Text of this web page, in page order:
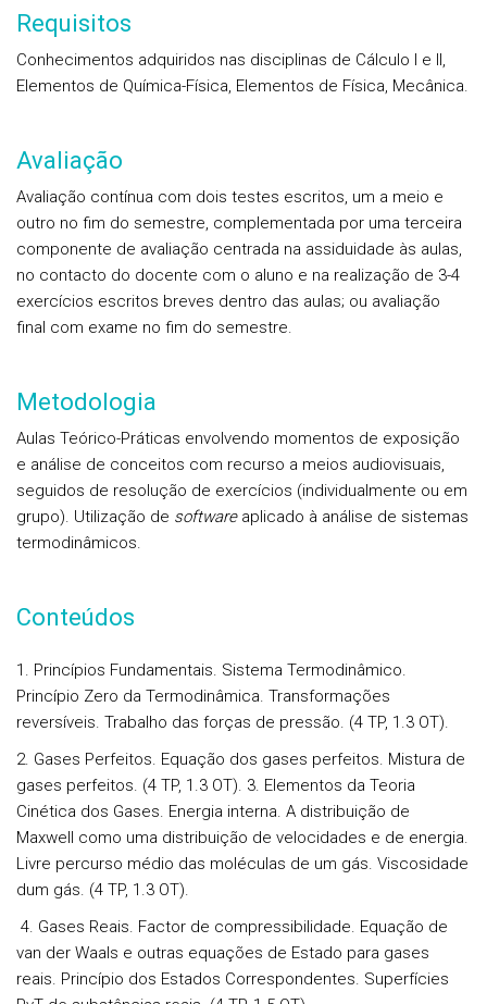
Requisitos
Conhecimentos adquiridos nas disciplinas de Cálculo I e II,
Elementos de Química-Física, Elementos de Física, Mecânica.
Avaliação
Avaliação contínua com dois testes escritos, um a meio e
outro no fim do semestre, complementada por uma terceira
componente de avaliação centrada na assiduidade às aulas,
no contacto do docente com o aluno e na realização de 3-4
exercícios escritos breves dentro das aulas; ou avaliação
final com exame no fim do semestre.
Metodologia
Aulas Teórico-Práticas envolvendo momentos de exposição
e análise de conceitos com recurso a meios audiovisuais,
seguidos de resolução de exercícios (individualmente ou em
grupo). Utilização de software aplicado à análise de sistemas
termodinâmicos.
Conteúdos
1. Princípios Fundamentais. Sistema Termodinâmico.
Princípio Zero da Termodinâmica. Transformações
reversíveis. Trabalho das forças de pressão. (4 TP, 1.3 OT).
2. Gases Perfeitos. Equação dos gases perfeitos. Mistura de
gases perfeitos. (4 TP, 1.3 OT). 3. Elementos da Teoria
Cinética dos Gases. Energia interna. A distribuição de
Maxwell como uma distribuição de velocidades e de energia.
Livre percurso médio das moléculas de um gás. Viscosidade
dum gás. (4 TP, 1.3 OT).
4. Gases Reais. Factor de compressibilidade. Equação de
van der Waals e outras equações de Estado para gases
reais. Princípio dos Estados Correspondentes. Superfícies